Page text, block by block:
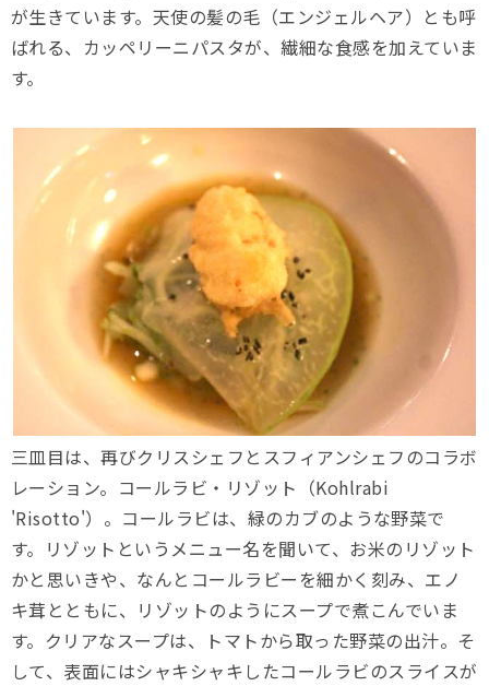
が生きています。天使の髪の毛（エンジェルヘア）とも呼
ばれる、カッペリーニパスタが、繊細な食感を加えていま
す。
三皿目は、再びクリスシェフとスフィアンシェフのコラボ
レーション。コールラビ・リゾット（Kohlrabi
'Risotto'）。コールラビは、緑のカブのような野菜で
す。リゾットというメニュー名を聞いて、お米のリゾット
かと思いきや、なんとコールラビーを細かく刻み、エノ
キ茸とともに、リゾットのようにスープで煮こんでいま
す。クリアなスープは、トマトから取った野菜の出汁。そ
して、表面にはシャキシャキしたコールラビのスライスが